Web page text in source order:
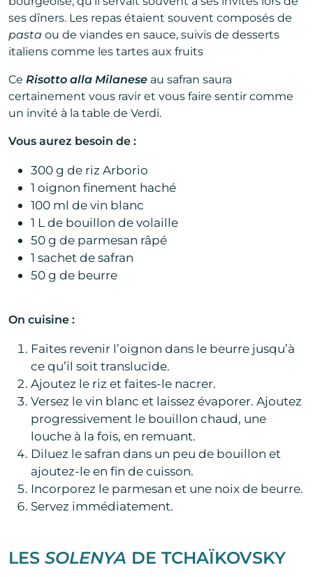
ses dîners. Les repas étaient souvent composés de
pasta ou de viandes en sauce, suivis de desserts
italiens comme les tartes aux fruits
Ce Risotto alla Milanese au safran saura
certainement vous ravir et vous faire sentir comme
un invité à la table de Verdi.
Vous aurez besoin de :
300 g de riz Arborio
1 oignon finement haché
100 ml de vin blanc
1 L de bouillon de volaille
50 g de parmesan râpé
1 sachet de safran
50 g de beurre
On cuisine :
Faites revenir l’oignon dans le beurre jusqu’à
ce qu’il soit translucide.
Ajoutez le riz et faites-le nacrer.
Versez le vin blanc et laissez évaporer. Ajoutez
progressivement le bouillon chaud, une
louche à la fois, en remuant.
Diluez le safran dans un peu de bouillon et
ajoutez-le en fin de cuisson.
Incorporez le parmesan et une noix de beurre.
Servez immédiatement.
LES SOLENYA DE TCHAÏKOVSKY